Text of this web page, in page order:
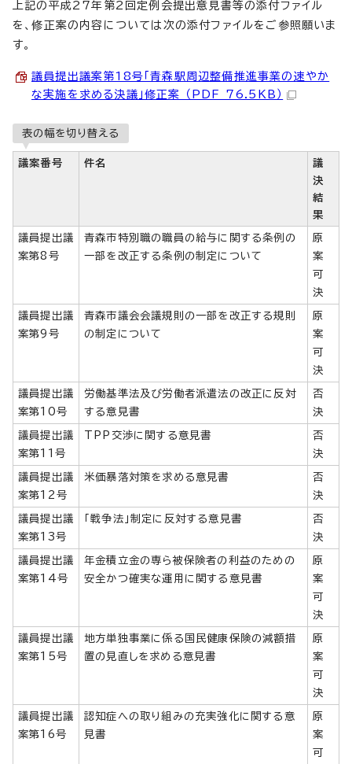
上記の平成27年第2回定例会提出意見書等の添付ファイル
を、修正案の内容については次の添付ファイルをご参照願いま
す。
議員提出議案第18号「青森駅周辺整備推進事業の速やか
な実施を求める決議」修正案 （PDF 76.5KB）
表の幅を切り替える
議案番号 件名
議
決
結
果
議員提出議
案第8号
青森市特別職の職員の給与に関する条例の
一部を改正する条例の制定について
原
案
可
決
議員提出議
案第9号
青森市議会会議規則の一部を改正する規則
の制定について
原
案
可
決
議員提出議
案第10号
労働基準法及び労働者派遣法の改正に反対
する意見書
否
決
議員提出議
案第11号
TPP交渉に関する意見書
否
決
議員提出議
案第12号
米価暴落対策を求める意見書
否
決
議員提出議
案第13号
「戦争法」制定に反対する意見書
否
決
議員提出議
案第14号
年金積立金の専ら被保険者の利益のための
安全かつ確実な運用に関する意見書
原
案
可
決
議員提出議
案第15号
地方単独事業に係る国民健康保険の減額措
置の見直しを求める意見書
原
案
可
決
議員提出議
案第16号
認知症への取り組みの充実強化に関する意
見書
原
案
可